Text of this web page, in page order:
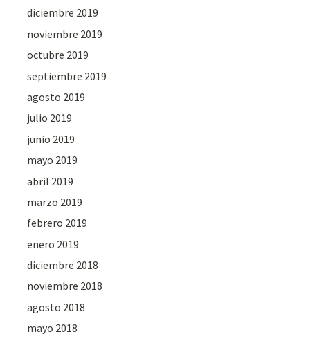
diciembre 2019
noviembre 2019
octubre 2019
septiembre 2019
agosto 2019
julio 2019
junio 2019
mayo 2019
abril 2019
marzo 2019
febrero 2019
enero 2019
diciembre 2018
noviembre 2018
agosto 2018
mayo 2018